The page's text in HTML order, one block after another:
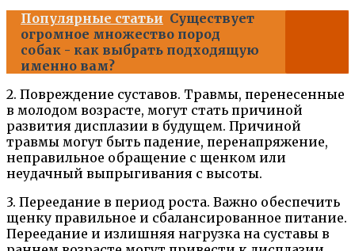
Популярные статьи Существует
огромное множество пород
собак - как выбрать подходящую
именно вам?
2. Повреждение суставов. Травмы, перенесенные
в молодом возрасте, могут стать причиной
развития дисплазии в будущем. Причиной
травмы могут быть падение, перенапряжение,
неправильное обращение с щенком или
неудачный выпрыгивания с высоты.
3. Переедание в период роста. Важно обеспечить
щенку правильное и сбалансированное питание.
Переедание и излишняя нагрузка на суставы в